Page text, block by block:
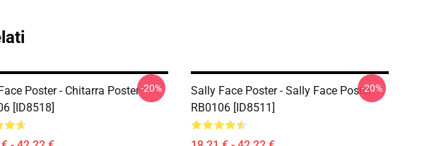
Poster - Chitarra Poster
[ID8518]
-20%
Sally Face Poster - Sally Face Poster
RB0106 [ID8511]
-20%